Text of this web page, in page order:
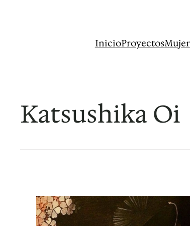
InicioProyectos
Katsushika Oi